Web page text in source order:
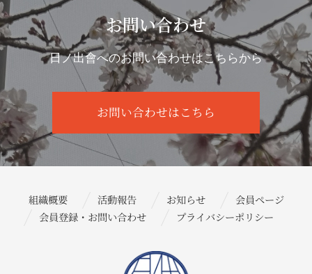
お問い合わせ
日ノ出會へのお問い合わせはこちらから
お問い合わせはこちら
組織概要 活動報告 お知らせ
会員ページ
会員登録・お問い合わせ
プライバシーポリシー